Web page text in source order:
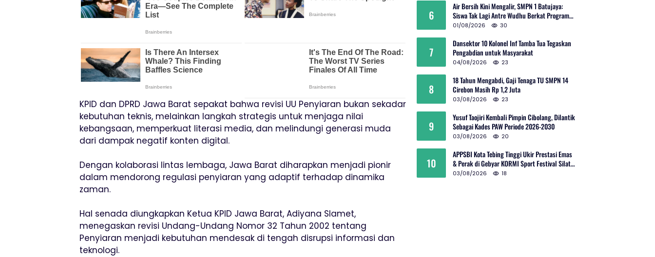
KPID dan DPRD Jawa Barat sepakat bahwa revisi UU Penyiaran bukan sekadar
kebutuhan teknis, melainkan langkah strategis untuk menjaga nilai
kebangsaan, memperkuat literasi media, dan melindungi generasi muda
dari dampak negatif konten digital.
Dengan kolaborasi lintas lembaga, Jawa Barat diharapkan menjadi pionir
dalam mendorong regulasi penyiaran yang adaptif terhadap dinamika
zaman.
Hal senada diungkapkan Ketua KPID Jawa Barat, Adiyana Slamet,
menegaskan revisi Undang-Undang Nomor 32 Tahun 2002 tentang
Penyiaran menjadi kebutuhan mendesak di tengah disrupsi informasi dan
teknologi.
6
Air Bersih Kini Mengalir, SMPN 1 Batujaya:
Siswa Tak Lagi Antre Wudhu Berkat Program
TNI AD
01/08/2026 30
7
Dansektor 10 Kolonel Inf Tamba Tua Tegaskan
Pengabdian untuk Masyarakat
04/08/2026 23
8
18 Tahun Mengabdi, Gaji Tenaga TU SMPN 14
Cirebon Masih Rp 1,2 Juta
03/08/2026 23
9
Yusuf Taojiri Kembali Pimpin Cibolang, Dilantik
Sebagai Kades PAW Periode 2026-2030
03/08/2026 20
10
APPSBI Kota Tebing Tinggi Ukir Prestasi Emas
& Perak di Gebyar KORMI Sport Festival Silat
Budaya Sumut
03/08/2026 18